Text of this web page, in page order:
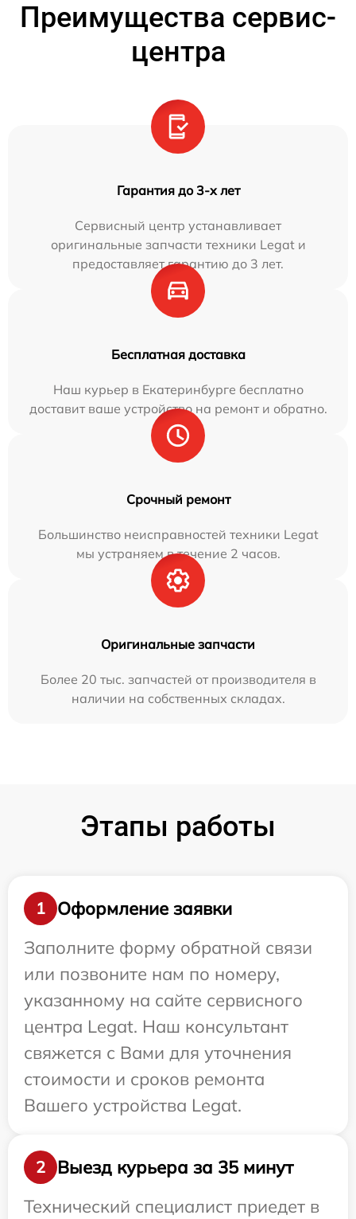
Преимущества сервис-
центра
Гарантия до 3-х лет
Сервисный центр устанавливает
оригинальные запчасти техники Legat и
предоставляет гарантию до 3 лет.
Бесплатная доставка
Наш курьер в Екатеринбурге бесплатно
доставит ваше устройство на ремонт и обратно.
Срочный ремонт
Большинство неисправностей техники Legat
мы устраняем в течение 2 часов.
Оригинальные запчасти
Более 20 тыс. запчастей от производителя в
наличии на собственных складах.
Этапы работы
1
Оформление заявки
Заполните форму обратной связи
или позвоните нам по номеру,
указанному на сайте сервисного
центра Legat. Наш консультант
свяжется с Вами для уточнения
стоимости и сроков ремонта
Вашего устройства Legat.
2
Выезд курьера за 35 минут
Технический специалист приедет в